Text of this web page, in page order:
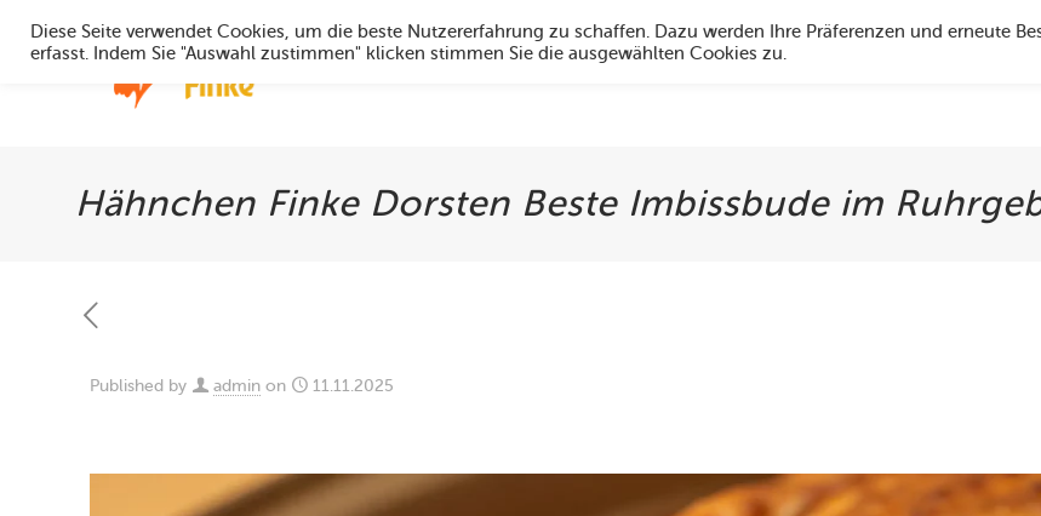
Hähnchen Finke Dorsten Beste Imbissbude im
Published by admin on 11.11.2025
Diese Seite verwendet Cookies, um die beste Nutzererfahrung zu schaffen. Dazu werden Ihre Präferenzen und erneute
erfasst. Indem Sie "Auswahl zustimmen" klicken stimmen Sie die ausgewählten Cookies zu.